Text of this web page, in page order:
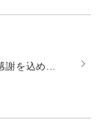
謝を込め...